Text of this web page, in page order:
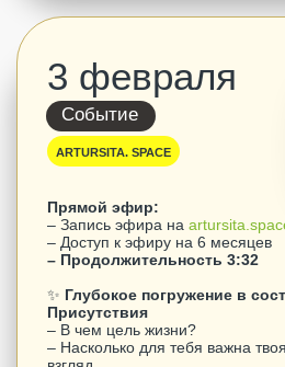
«Такой глубины ты не
испытаешь никогда!»